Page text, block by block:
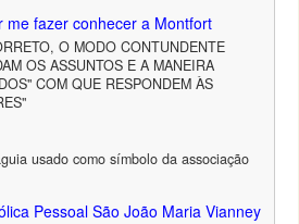
me fazer conhecer a Montfort
O MODO CONTUNDENTE
OS ASSUNTOS E A MANEIRA
COM QUE RESPONDEM ÀS
usado como símbolo da associação
Pessoal São João Maria Vianney